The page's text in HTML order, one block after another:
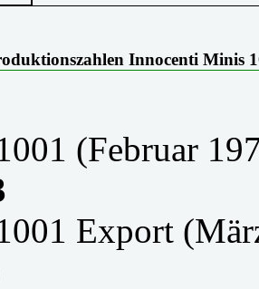
Innocenti Minis
(Februar
Export